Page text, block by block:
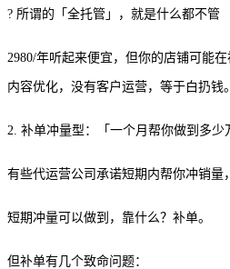
? 所谓的「全托管」，就是什么都不管
2980/年听起来便宜，但你的店铺可能
内容优化，没有客户运营，等于白扔钱。
2. 补单冲量型：「一个月帮你做到多少
有些代运营公司承诺短期内帮你冲销量
短期冲量可以做到，靠什么？补单。
但补单有几个致命问题：